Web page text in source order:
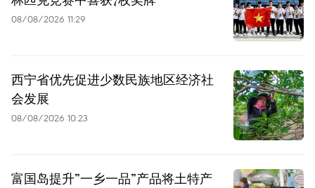
08/08/2026 11:29
西宁省优先促进少数民族地区经济社
会发展
08/08/2026 10:23
富国岛提升”一乡一品”产品将土特产